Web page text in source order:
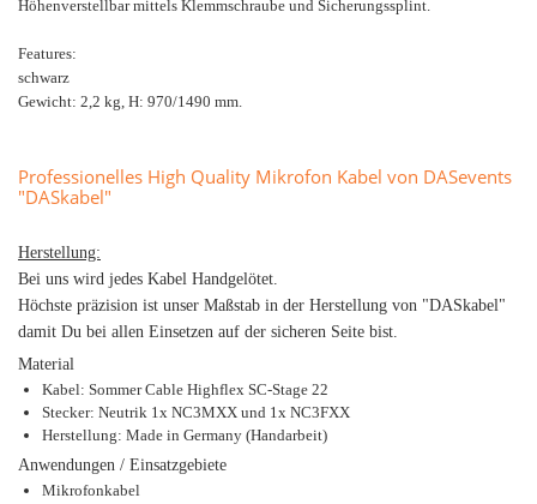
Höhenverstellbar mittels Klemmschraube und Sicherungssplint.
Features:
schwarz
Gewicht: 2,2 kg, H: 970/1490 mm.
Professionelles High Quality Mikrofon Kabel von DASevents
"DASkabel"
Herstellung:
Bei uns wird jedes Kabel Handgelötet.
Höchste präzision ist unser Maßstab in der Herstellung von "DASkabel"
damit Du bei allen Einsetzen auf der sicheren Seite bist.
Material
Kabel: Sommer Cable Highflex SC-Stage 22
Stecker: Neutrik 1x NC3MXX und 1x NC3FXX
Herstellung: Made in Germany (Handarbeit)
Anwendungen / Einsatzgebiete
Mikrofonkabel